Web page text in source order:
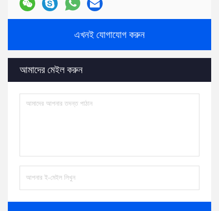
এখনই যোগাযোগ করুন
আমাদের মেইল ​​করুন